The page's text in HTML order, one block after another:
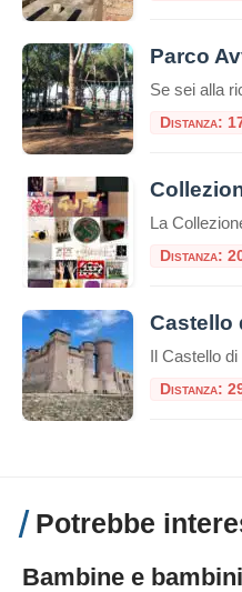
Distanza:
Distanza:
Distanza:
Potrebbe
Bambine e